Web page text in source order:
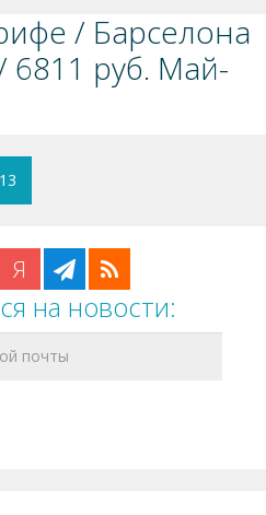
/ Барселона
6811 руб. Май-
13
Я
на новости: